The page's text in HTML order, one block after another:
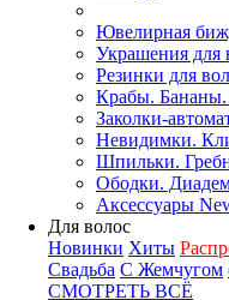
Ювелирная
Украшения для
Резинки для
Крабы.
Заколки-
Невидимки.
Шпильки.
Ободки.
Аксессуары
Для волос
Новинки Хиты
Свадьба С Жемчугом
СМОТРЕТЬ ВСЁ